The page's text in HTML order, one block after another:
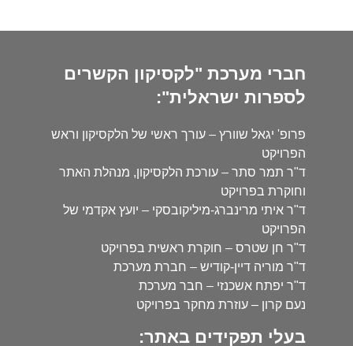
חברי מערכת "לקסיקון הקשרים
לספרות ישראלית":
פרופ' יגאל שוורץ – עורך ראשי של הלקסיקון וראש
הפרויקט
ד"ר תמר סתר – עורכת הלקסיקון, מנהלת האתר
וחוקרת בפרויקט
ד"ר איתי מרינברג-מיליקובסקי – יועץ אקדמי של
הפרויקט
ד"ר חן שטרס – חוקרת ראשית בפרויקט
ד"ר מוריה דיין-קודיש – חברת מערכת
ד"ר יפתח אשכנזי – חבר מערכת
נעם קרון – עוזרת מחקר בפרויקט
בעלי תפקידים באתר: